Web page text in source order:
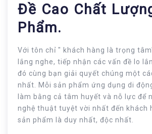
Đề Cao Chất
Phẩm.
Với tôn chỉ " khách hàng là trọng
lắng nghe, tiếp nhận các vấn đề lo
đó cùng bạn giải quyết chúng một
nhất. Mỗi sản phẩm ứng dụng di
làm bằng cả tâm huyết và nỗ lực để
nghệ thuật tuyệt vời nhất đến khách
sản phẩm là duy nhất, độc nhất.